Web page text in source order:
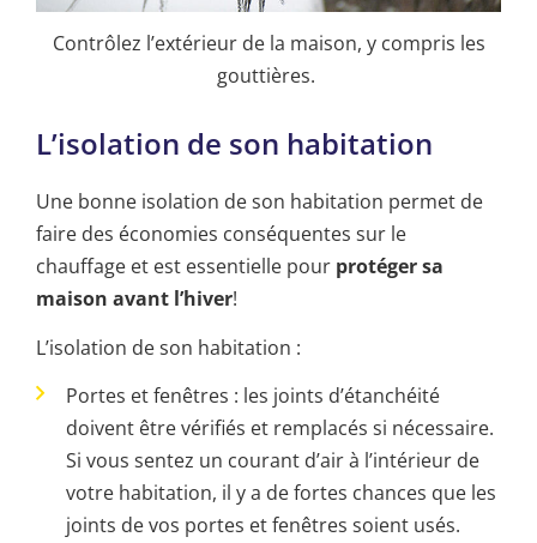
Contrôlez l’extérieur de la maison, y compris les
gouttières.
L’isolation de son habitation
Une bonne isolation de son habitation permet de
faire des économies conséquentes sur le
chauffage et est essentielle pour protéger sa
maison avant l’hiver!
L’isolation de son habitation :
Portes et fenêtres : les joints d’étanchéité
doivent être vérifiés et remplacés si nécessaire.
Si vous sentez un courant d’air à l’intérieur de
votre habitation, il y a de fortes chances que les
joints de vos portes et fenêtres soient usés.